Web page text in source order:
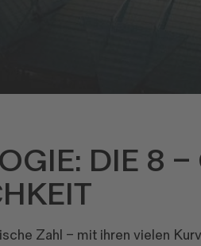
DIE 8
Zahl – mit ihren vielen